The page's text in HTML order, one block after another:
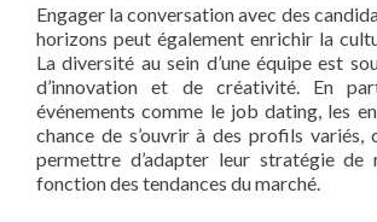
Engager la conversation avec des
horizons peut également enrichir la
La diversité au sein d’une équipe est
d’innovation et de créativité. En
événements comme le job dating, les
chance de s’ouvrir à des profils variés,
permettre d’adapter leur stratégie de
fonction des tendances du marché.